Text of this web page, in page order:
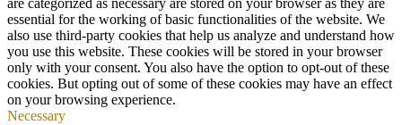
are categorized as necessary are stored on your browser as they are
essential for the working of basic functionalities of the website. We
also use third-party cookies that help us analyze and understand how
you use this website. These cookies will be stored in your browser
only with your consent. You also have the option to opt-out of these
cookies. But opting out of some of these cookies may have an effect
on your browsing experience.
Necessary